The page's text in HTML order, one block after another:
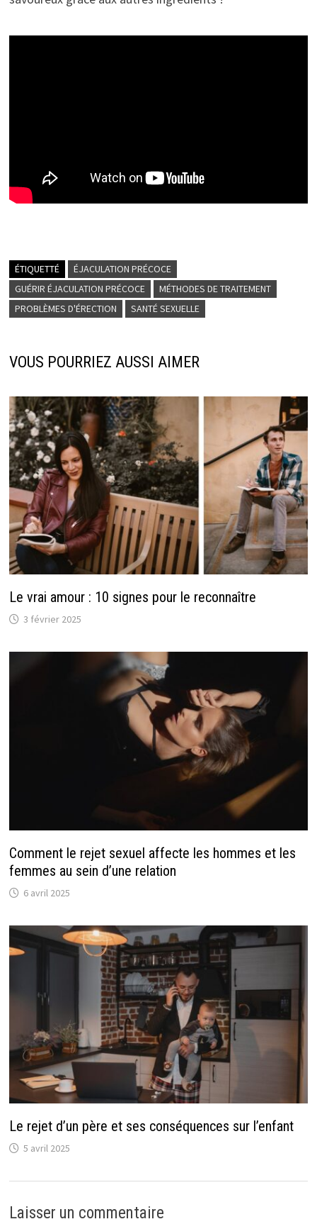
ÉTIQUETTÉ
ÉJACULATION PRÉCOCE
GUÉRIR ÉJACULATION PRÉCOCE
MÉTHODES DE TRAITEMENT
PROBLÈMES D'ÉRECTION
SANTÉ SEXUELLE
VOUS POURRIEZ AUSSI AIMER
Le vrai amour : 10 signes pour le reconnaître
3 février 2025
Comment le rejet sexuel affecte les hommes et les
femmes au sein d’une relation
6 avril 2025
Le rejet d’un père et ses conséquences sur l’enfant
5 avril 2025
Laisser un commentaire